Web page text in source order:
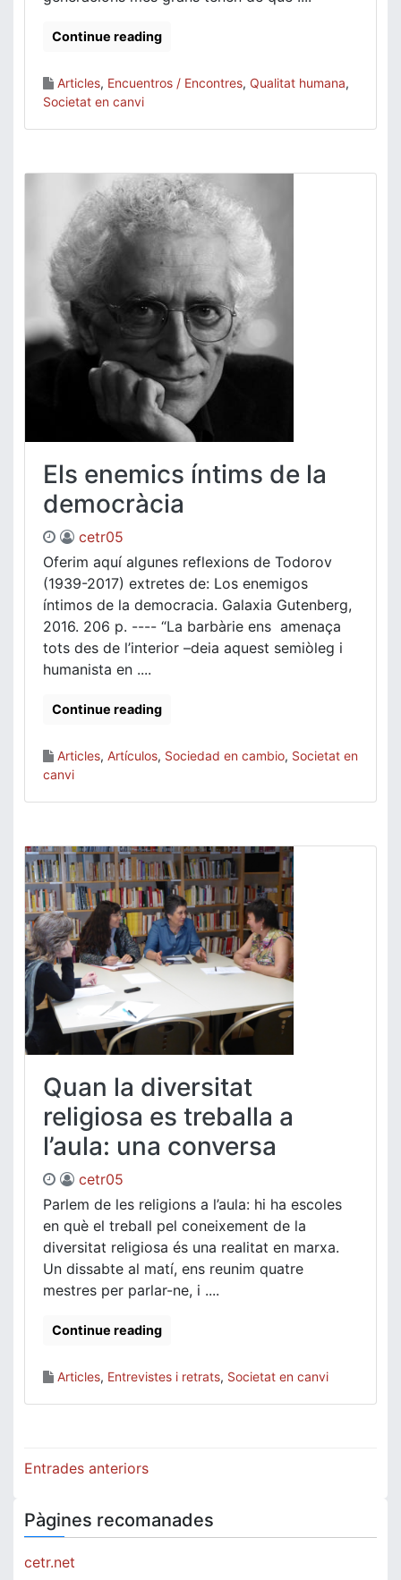
Continue reading
Articles, Encuentros / Encontres, Qualitat humana,
Societat en canvi
Els enemics íntims de la
democràcia
cetr05
Oferim aquí algunes reflexions de Todorov
(1939-2017) extretes de: Los enemigos
íntimos de la democracia. Galaxia Gutenberg,
2016. 206 p. ---- “La barbàrie ens amenaça
tots des de l’interior –deia aquest semiòleg i
humanista en ....
Continue reading
Articles, Artículos, Sociedad en cambio, Societat en
canvi
Quan la diversitat
religiosa es treballa a
l’aula: una conversa
cetr05
Parlem de les religions a l’aula: hi ha escoles
en què el treball pel coneixement de la
diversitat religiosa és una realitat en marxa.
Un dissabte al matí, ens reunim quatre
mestres per parlar-ne, i ....
Continue reading
Articles, Entrevistes i retrats, Societat en canvi
Navegació
Entrades anteriors
Pàgines recomanades
cetr.net